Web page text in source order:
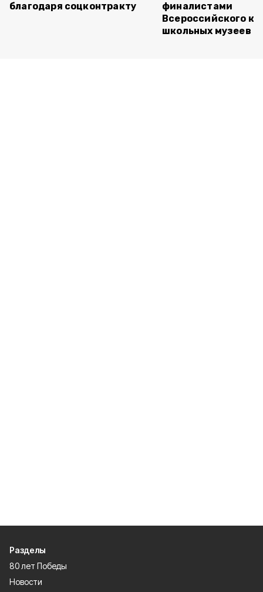
благодаря соцконтракту
финалистами
Всероссийского
школьных музеев
Разделы
80 лет Победы
Новости